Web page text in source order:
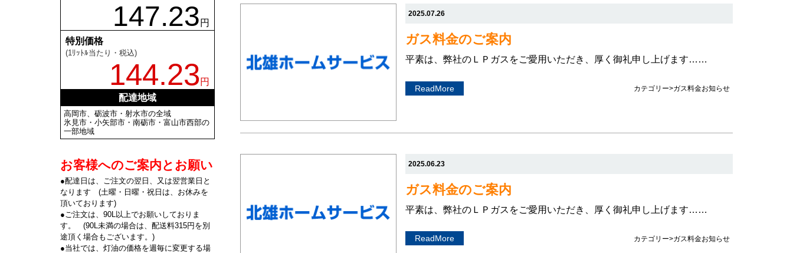
147.23 円
特別価格
(1ﾘｯﾄﾙ当たり・税込)
144.23円
配達地域
高岡市、砺波市・射水市の全域
氷見市・小矢部市・南砺市・富山市西部の
一部地域
お客様へのご案内とお願い
●配達日は、ご注文の翌日、又は翌営業日と
なります (土曜・日曜・祝日は、お休みを
頂いております)
●ご注文は、90L以上でお願いしておりま
す。 (90L未満の場合は、配送料315円を別
途頂く場合もございます。)
●当社では、灯油の価格を週毎に変更する場
2025.07.26
ガス料金のご案内
平素は、弊社のＬＰガスをご愛用いただき、厚く御礼申し上げます……
ReadMore カテゴリー>ガス料金お知らせ
2025.06.23
ガス料金のご案内
平素は、弊社のＬＰガスをご愛用いただき、厚く御礼申し上げます……
ReadMore カテゴリー>ガス料金お知らせ